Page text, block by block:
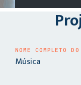
NOME COMPLETO DO
Música